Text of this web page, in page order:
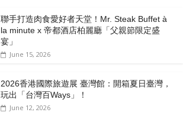
聯手打造肉食愛好者天堂！Mr. Steak Buffet à
la minute x 帝都酒店柏麗廳「⽗親節限定盛
宴」
June 15, 2026
2026香港國際旅遊展 臺灣館：開箱夏日臺灣，
玩出「台灣百Ways」！
June 12, 2026